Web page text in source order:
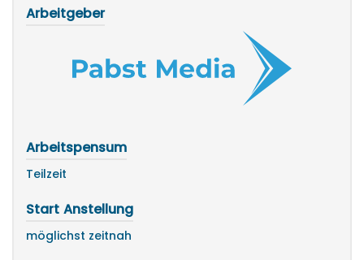
Arbeitgeber
Arbeitspensum
Teilzeit
Start Anstellung
möglichst zeitnah